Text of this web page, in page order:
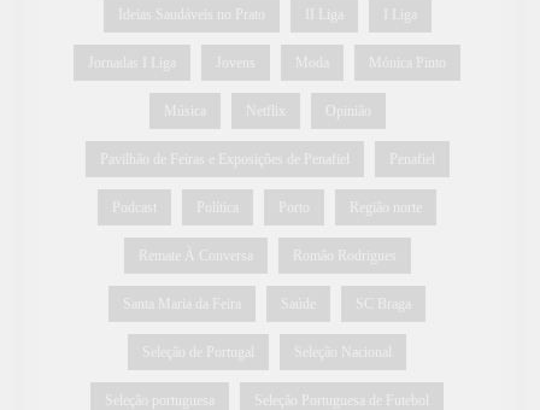
Ideias Saudáveis no Prato II Liga I Liga
Jornadas I Liga Jovens Moda Mónica Pinto
Música Netflix Opinião
Pavilhão de Feiras e Exposições de Penafiel Penafiel
Podcast Política Porto Região norte
Remate À Conversa Romão Rodrigues
Santa Maria da Feira Saúde SC Braga
Seleção de Portugal Seleção Nacional
Seleção portuguesa Seleção Portuguesa de Futebol